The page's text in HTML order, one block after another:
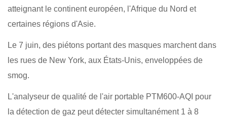
atteignant le continent européen, l'Afrique du Nord et
certaines régions d'Asie.
Le 7 juin, des piétons portant des masques marchent dans
les rues de New York, aux États-Unis, enveloppées de
smog.
L'analyseur de qualité de l'air portable PTM600-AQI pour
la détection de gaz peut détecter simultanément 1 à 8